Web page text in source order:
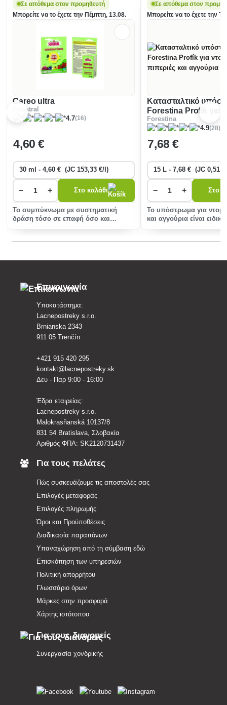
Σε απόθεμα στον προμηθευτή
Μπορείτε να το έχετε την Πέμπτη, 13.08.
Careo ultra
Substral
4.7(16)
4,60 €
− + Στο καλάθι
Το συμπύκνωμα με συστηματική
δράση τόσο σε επαφή όσο και
Σε απόθεμα στον
Μπορείτε να το έχετε την
Κατασταλτικό
Forestina Profík για
πιπεριές και
Forestina
4.9(28)
7,68 €
− + Στο
Το υπόστρωμα για
και αγγούρια είναι
Επικοινωνία
Υποκατάστημα:
Lacnepostreky s.r.o.
Brnianska 2343
911 05 Trenčín
+421 915 420 295
kontakt@lacnepostreky.sk
Δευ - Παρ 9:00 - 16:00
Έδρα εταιρείας:
Lacnepostreky s.r.o.
Malokrasňanská 10137/8
831 54 Bratislava, Σλοβακία
Αριθμός ΦΠΑ: SK2120731437
Για τους πελάτες
Πώς συσκευάζουμε τις αποστολές σας
Επιλογές μεταφοράς
Επιλογές πληρωμής
Όροι και Προϋποθέσεις
Διαδικασία παραπόνων
Υπαναχώρηση από τη σύμβαση εδώ
Επισκόπηση των υπηρεσιών
Πολιτική απορρήτου
Γλωσσάριο όρων
Μάρκες στην προσφορά
Χάρτης ιστότοπου
Για τους διανομείς
Συνεργασία χονδρικής